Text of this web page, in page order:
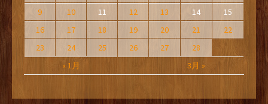
« 1月 3月 »
9
10 11 12 13 14
15
16
17 18 19 20 21
22
23
24 25 26 27 28